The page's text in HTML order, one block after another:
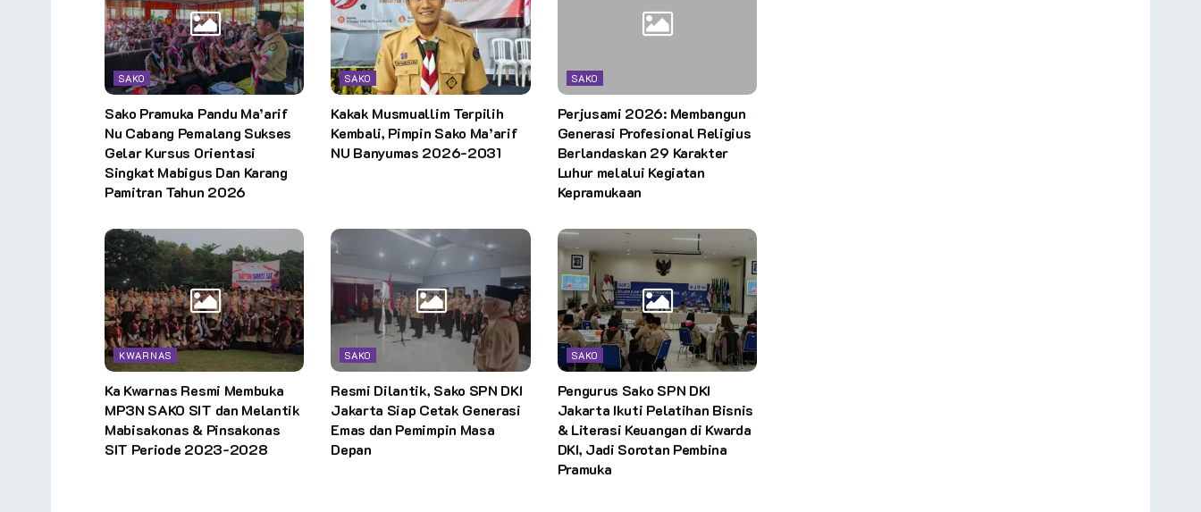
SAKO
Sako Pramuka Pandu Ma’arif
Nu Cabang Pemalang Sukses
Gelar Kursus Orientasi
Singkat Mabigus Dan Karang
Pamitran Tahun 2026
SAKO
Kakak Musmuallim Terpilih
Kembali, Pimpin Sako Ma’arif
NU Banyumas 2026-2031
SAKO
Perjusami 2026: Membangun
Generasi Profesional Religius
Berlandaskan 29 Karakter
Luhur melalui Kegiatan
Kepramukaan
KWARNAS
Ka Kwarnas Resmi Membuka
MP3N SAKO SIT dan Melantik
Mabisakonas & Pinsakonas
SIT Periode 2023-2028
SAKO
Resmi Dilantik, Sako SPN DKI
Jakarta Siap Cetak Generasi
Emas dan Pemimpin Masa
Depan
SAKO
Pengurus Sako SPN DKI
Jakarta Ikuti Pelatihan Bisnis
& Literasi Keuangan di Kwarda
DKI, Jadi Sorotan Pembina
Pramuka